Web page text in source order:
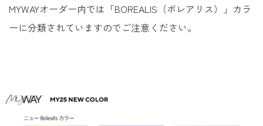
MYWAYオーダー内では「BOREALIS（ボレアリス）」カラ
ーに分類されていますのでご注意ください。